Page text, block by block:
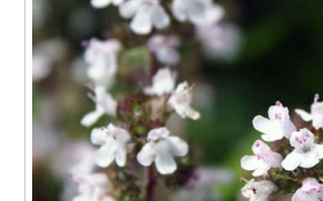
Тимьян в домашних
условиях
Чабрец в грунт